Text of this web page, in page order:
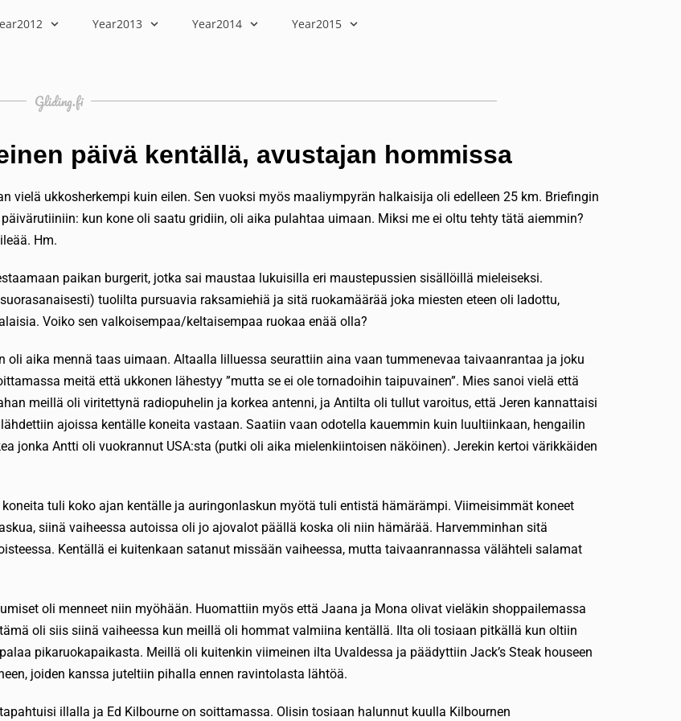
Year2013 Year2014 Year2015
Gliding.fi
päivä kentällä, avustajan hommissa
vielä ukkosherkempi kuin eilen. Sen vuoksi myös maaliympyrän halkaisija oli edelleen 25 km. Briefingin
kun kone oli saatu gridiin, oli aika pulahtaa uimaan. Miksi me ei oltu tehty tätä aiemmin?
Hm.
paikan burgerit, jotka sai maustaa lukuisilla eri maustepussien sisällöillä mieleiseksi.
tuolilta pursuavia raksamiehiä ja sitä ruokamäärää joka miesten eteen oli ladottu,
Voiko sen valkoisempaa/keltaisempaa ruokaa enää olla?
oli aika mennä taas uimaan. Altaalla lilluessa seurattiin aina vaan tummenevaa taivaanrantaa ja joku
meitä että ukkonen lähestyy ”mutta se ei ole tornadoihin taipuvainen”. Mies sanoi vielä että
meillä oli viritettynä radiopuhelin ja korkea antenni, ja Antilta oli tullut varoitus, että Jeren kannattaisi
ajoissa kentälle koneita vastaan. Saatiin vaan odotella kauemmin kuin luultiinkaan, hengailin
jonka Antti oli vuokrannut USA:sta (putki oli aika mielenkiintoisen näköinen). Jerekin kertoi värikkäiden
tuli koko ajan kentälle ja auringonlaskun myötä tuli entistä hämärämpi. Viimeisimmät koneet
siinä vaiheessa autoissa oli jo ajovalot päällä koska oli niin hämärää. Harvemminhan sitä
Kentällä ei kuitenkaan satanut missään vaiheessa, mutta taivaanrannassa välähteli salamat
oli menneet niin myöhään. Huomattiin myös että Jaana ja Mona olivat vieläkin shoppailemassa
oli siis siinä vaiheessa kun meillä oli hommat valmiina kentällä. Ilta oli tosiaan pitkällä kun oltiin
pikaruokapaikasta. Meillä oli kuitenkin viimeinen ilta Uvaldessa ja päädyttiin Jack’s Steak houseen
joiden kanssa juteltiin pihalla ennen ravintolasta lähtöä.
illalla ja Ed Kilbourne on soittamassa. Olisin tosiaan halunnut kuulla Kilbournen